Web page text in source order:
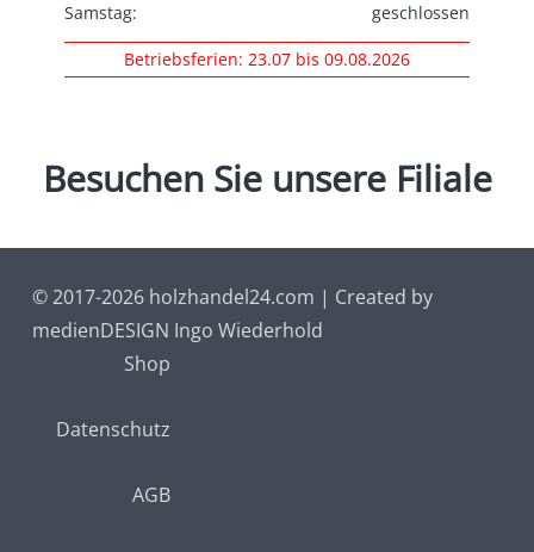
Samstag:
geschlossen
Betriebsferien: 23.07 bis 09.08.2026
Besuchen Sie unsere Filiale
© 2017-2026 holzhandel24.com | Created by
medienDESIGN Ingo Wiederhold
Shop
Datenschutz
AGB